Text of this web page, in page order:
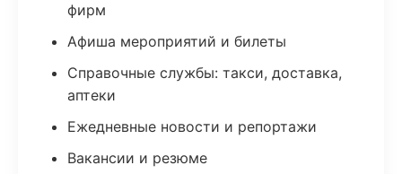
фирм
Афиша мероприятий и билеты
Справочные службы: такси, доставка,
аптеки
Ежедневные новости и репортажи
Вакансии и резюме